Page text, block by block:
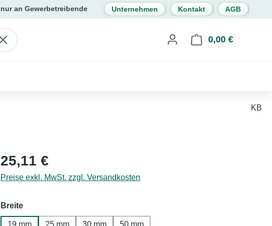
Unternehmen Kontakt AGB
0,00 €
KB
Regulärer Preis:
25,11 €
Preise exkl. MwSt. zzgl. Versandkosten
Breiteauswählen
19 mm 25 mm 30 mm 50 mm